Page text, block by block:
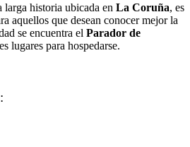
larga historia ubicada en La Coruña, es
aquellos que desean conocer mejor la
se encuentra el Parador de
lugares para hospedarse.